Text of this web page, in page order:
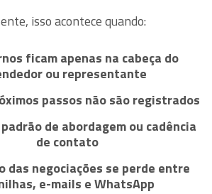
isso acontece quando:
ficam apenas na cabeça do
ou representante
passos não são registrados
de abordagem ou cadência
de contato
das negociações se perde entre
e-mails e WhatsApp